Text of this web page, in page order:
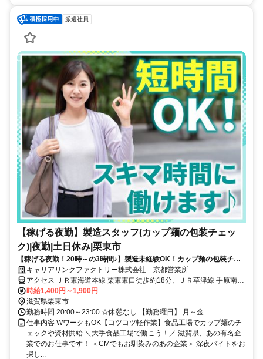
派遣社員
【稼げる夜勤】製造スタッフ(カップ麺の包装チェッ
ク)|夜勤|土日休み|栗東市
【稼げる夜勤！20時～の3時間♪】製造未経験OK！カップ麺の包装チェ
ック軽作業♪日払い週払いOK/履歴書不要
キャリアリンクファクトリー株式会社 京都営業所
アクセス ＪＲ東海道本線 栗東東口徒歩約18分、ＪＲ草津線 手原南口
徒歩約21分 JR栗東駅より徒歩15分/JR手原駅より徒歩20分◇車・バ
イク・自転車通勤OK◇無料駐車場完備
時給1,400円～1,900円
滋賀県栗東市
勤務時間 20:00～23:00 ☆休憩なし 【勤務曜日】 月～金
仕事内容 WワークもOK【コツコツ軽作業】食品工場でカップ麺のチ
ェックや資材供給 ＼大手食品工場で働こう！／ 滋賀県、あの有名企
業でのお仕事です！ ＜CMでもお馴染みのあの企業＞ 深夜バイトをお
探し...